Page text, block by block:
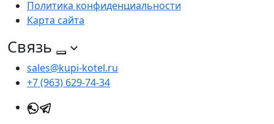
Политика конфиденциальности
Карта сайта
Связь
sales@kupi-kotel.ru
+7 (963) 629-74-34